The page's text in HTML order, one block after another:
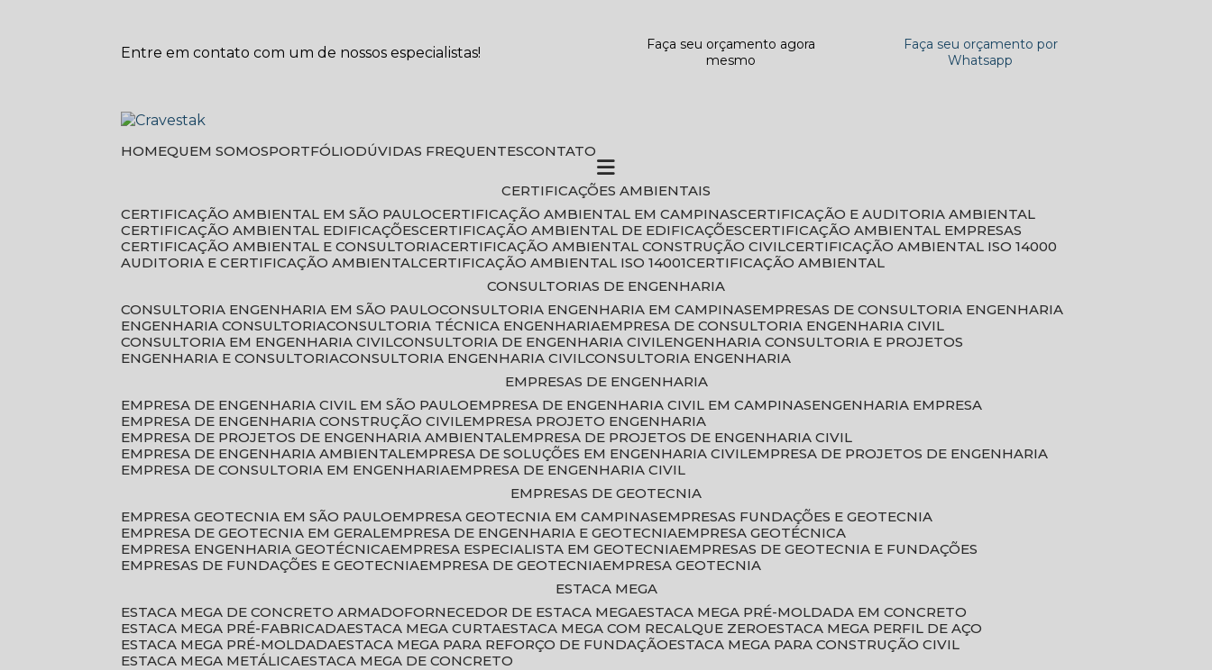
Entre em contato com um de nossos especialistas!
Faça seu orçamento agora
mesmo
Faça seu orçamento por
Whatsapp
HOME QUEM SOMOS PORTFÓLIO DÚVIDAS FREQUENTES CONTATO
CERTIFICAÇÕES AMBIENTAIS
CERTIFICAÇÃO AMBIENTAL EM SÃO PAULO
CERTIFICAÇÃO AMBIENTAL EM CAMPINAS
CERTIFICAÇÃO E AUDITORIA AMBIENTAL
CERTIFICAÇÃO AMBIENTAL EDIFICAÇÕES
CERTIFICAÇÃO AMBIENTAL DE EDIFICAÇÕES
CERTIFICAÇÃO AMBIENTAL EMPRESAS
CERTIFICAÇÃO AMBIENTAL E CONSULTORIA
CERTIFICAÇÃO AMBIENTAL CONSTRUÇÃO CIVIL
CERTIFICAÇÃO AMBIENTAL ISO 14000
AUDITORIA E CERTIFICAÇÃO AMBIENTAL
CERTIFICAÇÃO AMBIENTAL ISO 14001
CERTIFICAÇÃO AMBIENTAL
CONSULTORIAS DE ENGENHARIA
CONSULTORIA ENGENHARIA EM SÃO PAULO CONSULTORIA ENGENHARIA EM CAMPINAS
EMPRESAS DE CONSULTORIA ENGENHARIA
ENGENHARIA CONSULTORIA CONSULTORIA TÉCNICA ENGENHARIA EMPRESA DE CONSULTORIA ENGENHARIA CIVIL
CONSULTORIA EM ENGENHARIA CIVIL CONSULTORIA DE ENGENHARIA CIVIL ENGENHARIA CONSULTORIA E PROJETOS
ENGENHARIA E CONSULTORIA CONSULTORIA ENGENHARIA CIVIL CONSULTORIA ENGENHARIA
EMPRESAS DE ENGENHARIA
EMPRESA DE ENGENHARIA CIVIL EM SÃO PAULO
EMPRESA DE ENGENHARIA CIVIL EM CAMPINAS
ENGENHARIA EMPRESA
EMPRESA DE ENGENHARIA CONSTRUÇÃO CIVIL EMPRESA PROJETO ENGENHARIA
EMPRESA DE PROJETOS DE ENGENHARIA AMBIENTAL EMPRESA DE PROJETOS DE ENGENHARIA CIVIL
EMPRESA DE ENGENHARIA AMBIENTAL EMPRESA DE SOLUÇÕES EM ENGENHARIA CIVIL EMPRESA DE PROJETOS DE ENGENHARIA
EMPRESA DE CONSULTORIA EM ENGENHARIA EMPRESA DE ENGENHARIA CIVIL
EMPRESAS DE GEOTECNIA
EMPRESA GEOTECNIA EM SÃO PAULO
EMPRESA GEOTECNIA EM CAMPINAS
EMPRESAS FUNDAÇÕES E GEOTECNIA
EMPRESA DE GEOTECNIA EM GERAL EMPRESA DE ENGENHARIA E GEOTECNIA EMPRESA GEOTÉCNICA
EMPRESA ENGENHARIA GEOTÉCNICA EMPRESA ESPECIALISTA EM GEOTECNIA EMPRESAS DE GEOTECNIA E FUNDAÇÕES
EMPRESAS DE FUNDAÇÕES E GEOTECNIA EMPRESA DE GEOTECNIA EMPRESA GEOTECNIA
ESTACA MEGA
ESTACA MEGA DE CONCRETO ARMADO
FORNECEDOR DE ESTACA MEGA ESTACA MEGA PRÉ-MOLDADA EM CONCRETO
ESTACA MEGA PRÉ-FABRICADA ESTACA MEGA CURTA ESTACA MEGA COM RECALQUE ZERO
ESTACA MEGA PERFIL DE AÇO
ESTACA MEGA PRÉ-MOLDADA ESTACA MEGA PARA REFORÇO DE FUNDAÇÃO
ESTACA MEGA PARA CONSTRUÇÃO CIVIL
ESTACA MEGA METÁLICA ESTACA MEGA DE CONCRETO